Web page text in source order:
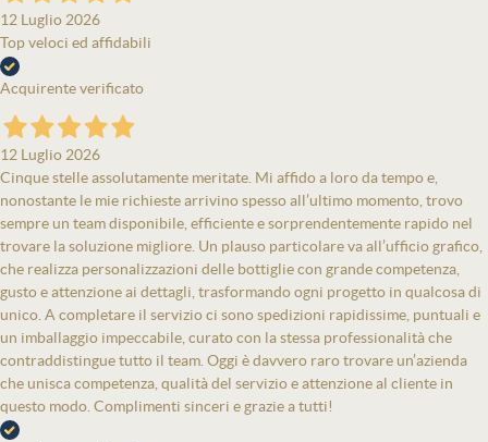
12 Luglio 2026
Top veloci ed affidabili
Acquirente verificato
12 Luglio 2026
Cinque stelle assolutamente meritate. Mi affido a loro da tempo e,
nonostante le mie richieste arrivino spesso all’ultimo momento, trovo
sempre un team disponibile, efficiente e sorprendentemente rapido nel
trovare la soluzione migliore. Un plauso particolare va all’ufficio grafico,
che realizza personalizzazioni delle bottiglie con grande competenza,
gusto e attenzione ai dettagli, trasformando ogni progetto in qualcosa di
unico. A completare il servizio ci sono spedizioni rapidissime, puntuali e
un imballaggio impeccabile, curato con la stessa professionalità che
contraddistingue tutto il team. Oggi è davvero raro trovare un’azienda
che unisca competenza, qualità del servizio e attenzione al cliente in
questo modo. Complimenti sinceri e grazie a tutti!